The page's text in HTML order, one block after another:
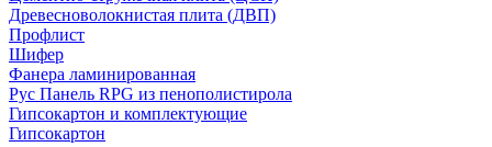
Древесноволокнистая плита (ДВП)
Профлист
Шифер
Фанера ламинированная
Рус Панель RPG из пенополистирола
Гипсокартон и комплектующие
Гипсокартон